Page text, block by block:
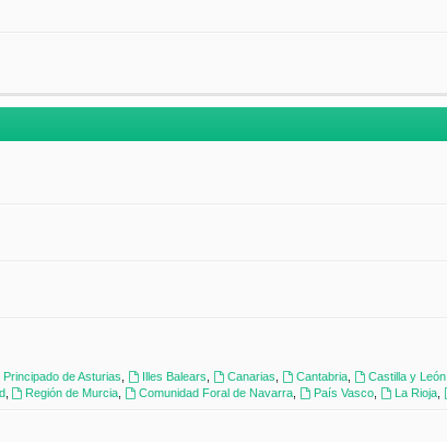
Principado de Asturias Illes Balears Canarias Cantabria, Castilla y León,
, Región de Murcia Comunidad Foral de Navarra País Vasco La Rioja,